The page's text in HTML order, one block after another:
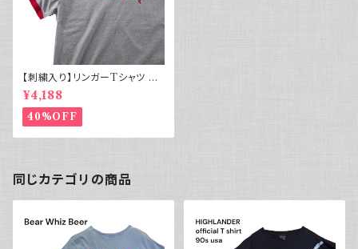
【刺繍入り】リンガーTシャツ グ
レー レッド 00s Y2K
¥4,188
40%OFF
同じカテゴリの商品